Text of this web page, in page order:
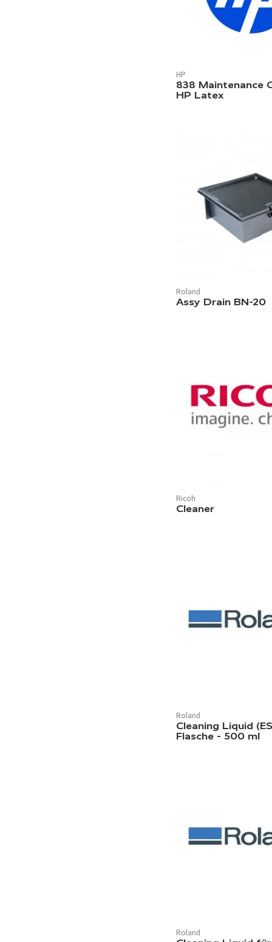
HP
838 Maintenance
HP Latex
Roland
Assy Drain BN-20
Ricoh
Cleaner
Roland
Cleaning Liquid
Flasche - 500 ml
Roland